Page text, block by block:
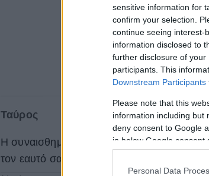
sensitive information for
confirm your selection.
continue seeing interest-
information disclosed to
further disclosure of your
participants. This
Downstream Participants
Please note that this
information including but
deny consent to Google
in below Google consent
Personal Data
Ταύρος
Η συναισθηματική ασφάλεια έρχεται μέσα
τον εαυτό σας σήμερα.